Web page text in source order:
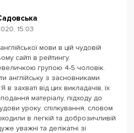
15:03
мови в цій чудовій
сайті в рейтингу.
групою 4-5 чоловік.
англійську з засновниками
захваті від цих викладачів, їх
матеріалу, підходу до
уроку, спілкування, словом
в легкій та доброзичливій
уважні та делікатні зі